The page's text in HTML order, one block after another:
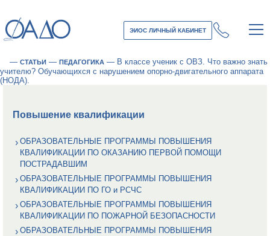
ЭИОС ЛИЧНЫЙ КАБИНЕТ
— СТАТЬИ — ПЕДАГОГИКА — В классе ученик с ОВЗ. Что важно знать
учителю? Обучающихся с нарушением опорно-двигательного аппарата
(НОДА).
Повышение квалификации
ОБРАЗОВАТЕЛЬНЫЕ ПРОГРАММЫ ПОВЫШЕНИЯ
КВАЛИФИКАЦИИ ПО ОКАЗАНИЮ ПЕРВОЙ ПОМОЩИ
ПОСТРАДАВШИМ
ОБРАЗОВАТЕЛЬНЫЕ ПРОГРАММЫ ПОВЫШЕНИЯ
КВАЛИФИКАЦИИ ПО ГО и РСЧС
ОБРАЗОВАТЕЛЬНЫЕ ПРОГРАММЫ ПОВЫШЕНИЯ
КВАЛИФИКАЦИИ ПО ПОЖАРНОЙ БЕЗОПАСНОСТИ
ОБРАЗОВАТЕЛЬНЫЕ ПРОГРАММЫ ПОВЫШЕНИЯ